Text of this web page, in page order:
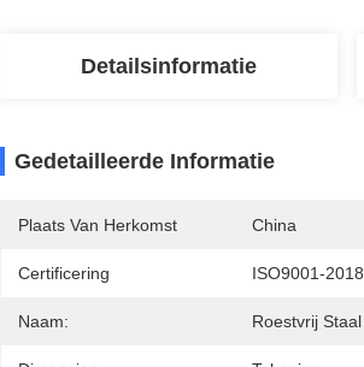
Detailsinformatie
Gedetailleerde Informatie
Plaats Van Herkomst China
Certificering ISO9001-2018
Naam: Roestvrij